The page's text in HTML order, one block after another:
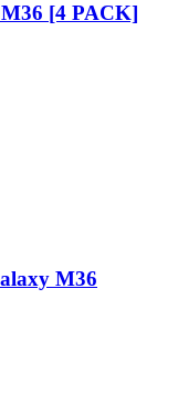
[4 PACK]
M36